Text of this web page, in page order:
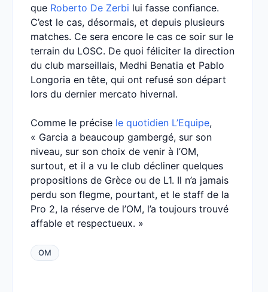
que Roberto De Zerbi lui fasse confiance.
C’est le cas, désormais, et depuis plusieurs
matches. Ce sera encore le cas ce soir sur le
terrain du LOSC. De quoi féliciter la direction
du club marseillais, Medhi Benatia et Pablo
Longoria en tête, qui ont refusé son départ
lors du dernier mercato hivernal.
Comme le précise le quotidien L’Equipe,
« Garcia a beaucoup gambergé, sur son
niveau, sur son choix de venir à l’OM,
surtout, et il a vu le club décliner quelques
propositions de Grèce ou de L1. Il n’a jamais
perdu son flegme, pourtant, et le staff de la
Pro 2, la réserve de l’OM, l’a toujours trouvé
affable et respectueux. »
OM